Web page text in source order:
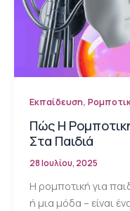
Εκπαίδευση,
Πώς Η
Στα Παιδιά
28 Ιουλίου, 2025
Η ρομποτική για
ή μια μόδα – είναι